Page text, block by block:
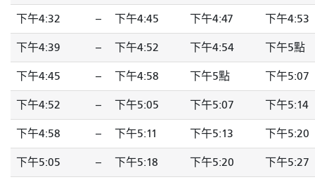
下午4:32 -- 下午4:45 下午4:47 下午4:53
下午4:39 -- 下午4:52 下午4:54 下午5點
下午4:45 -- 下午4:58 下午5點 下午5:07
下午4:52 -- 下午5:05 下午5:07 下午5:14
下午4:58 -- 下午5:11 下午5:13 下午5:20
下午5:05 -- 下午5:18 下午5:20 下午5:27